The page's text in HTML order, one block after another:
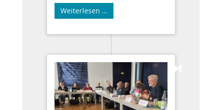
Weiterlesen …